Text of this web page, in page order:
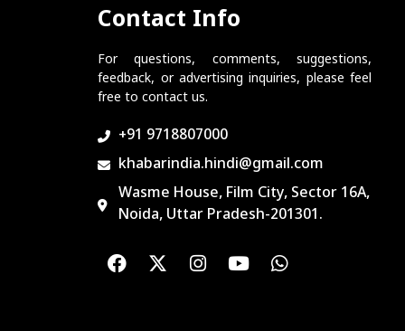
Contact Info
For questions, comments, suggestions,
feedback, or advertising inquiries, please feel
free to contact us.
+91 9718807000
khabarindia.hindi@gmail.com
Wasme House, Film City, Sector 16A,
Noida, Uttar Pradesh-201301.